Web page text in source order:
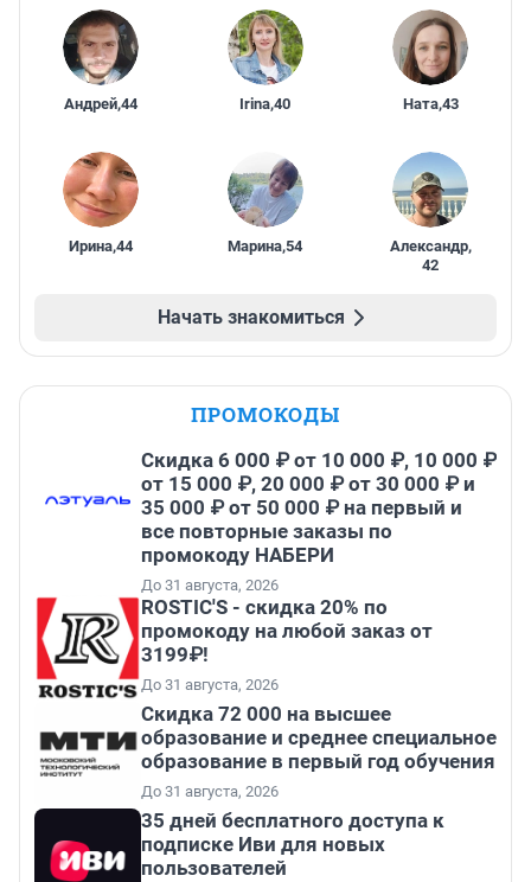
Андрей,44 Irina,40 Ната,43
Ирина,44 Марина,54 Александр,
42
Начать знакомиться
ПРОМОКОДЫ
Скидка 6 000 ₽ от 10 000 ₽, 10 000 ₽
от 15 000 ₽, 20 000 ₽ от 30 000 ₽ и
35 000 ₽ от 50 000 ₽ на первый и
все повторные заказы по
промокоду НАБЕРИ
До 31 августа, 2026
ROSTIC'S - скидка 20% по
промокоду на любой заказ от
3199₽!
До 31 августа, 2026
Скидка 72 000 на высшее
образование и среднее специальное
образование в первый год обучения
До 31 августа, 2026
35 дней бесплатного доступа к
подписке Иви для новых
пользователей